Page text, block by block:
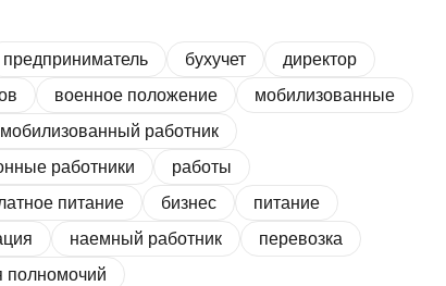
предприниматель бухучет
директор
военное положение
мобилизованные
мобилизованный работник
работники
работы
питание бизнес
питание
наемный работник
перевозка
полномочий